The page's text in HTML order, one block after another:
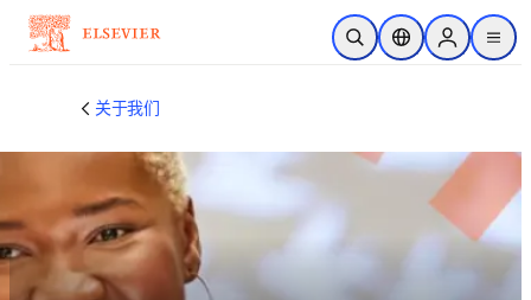
跳转到主内容
开放搜索位置选择器Sign in to
menu
关于我们